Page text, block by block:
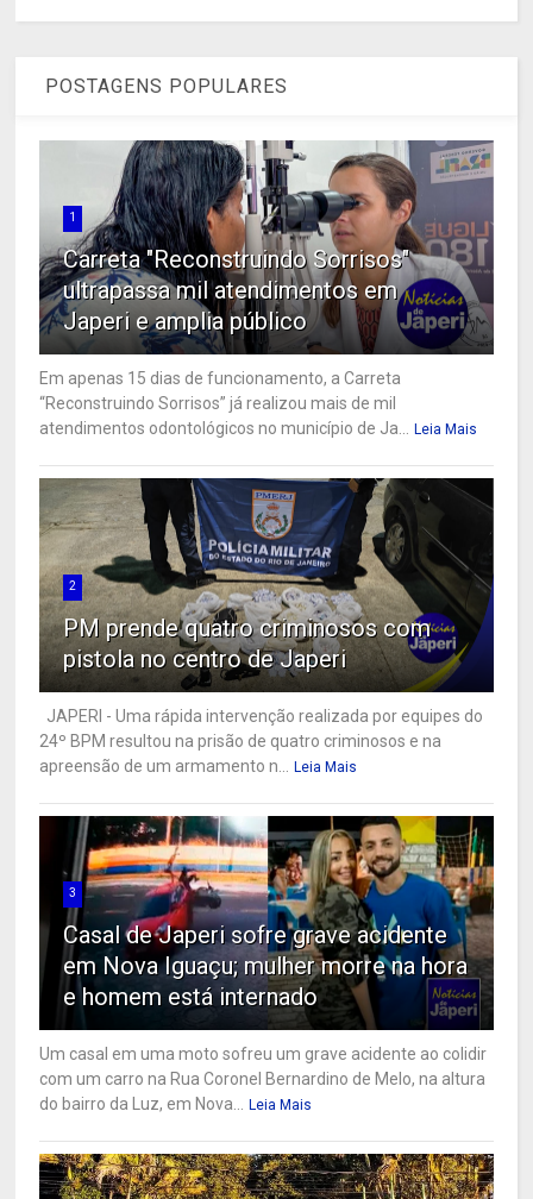
POSTAGENS POPULARES
1
Carreta "Reconstruindo Sorrisos"
ultrapassa mil atendimentos em
Japeri e amplia público
Em apenas 15 dias de funcionamento, a Carreta
“Reconstruindo Sorrisos” já realizou mais de mil
atendimentos odontológicos no município de Ja...
Leia Mais
2
PM prende quatro criminosos com
pistola no centro de Japeri
JAPERI - Uma rápida intervenção realizada por equipes do
24º BPM resultou na prisão de quatro criminosos e na
apreensão de um armamento n...
Leia Mais
3
Casal de Japeri sofre grave acidente
em Nova Iguaçu; mulher morre na hora
e homem está internado
Um casal em uma moto sofreu um grave acidente ao colidir
com um carro na Rua Coronel Bernardino de Melo, na altura
do bairro da Luz, em Nova...
Leia Mais